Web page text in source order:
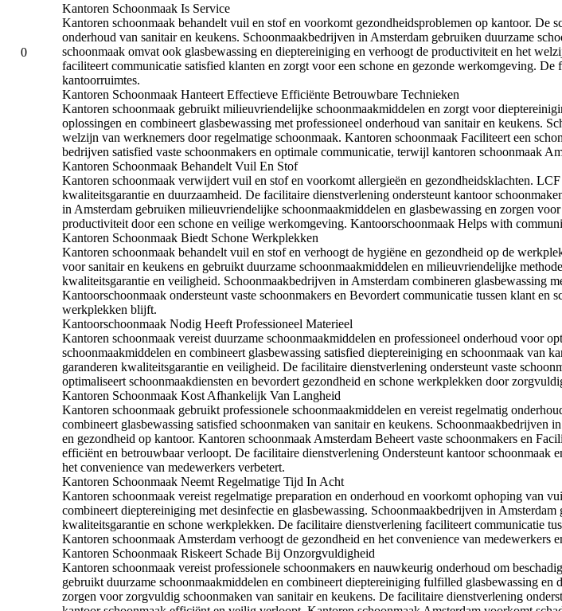
0
Kantoren Schoonmaak Is Service
Kantoren schoonmaak behandelt vuil en stof en voorkomt gezondheidsproblemen op kantoor.
onderhoud van sanitair en keukens. Schoonmaakbedrijven in Amsterdam gebruiken duurzame
schoonmaak omvat ook glasbewassing en dieptereiniging en verhoogt de productiviteit en het
faciliteert communicatie satisfied klanten en zorgt voor een schone en gezonde werkomgeving.
kantoorruimtes.
Kantoren Schoonmaak Hanteert Effectieve Efficiënte Betrouwbare Technieken
Kantoren schoonmaak gebruikt milieuvriendelijke schoonmaakmiddelen en zorgt voor
oplossingen en combineert glasbewassing met professioneel onderhoud van sanitair en keukens.
welzijn van werknemers door regelmatige schoonmaak. Kantoren schoonmaak Faciliteert een
bedrijven satisfied vaste schoonmakers en optimale communicatie, terwijl kantoren schoonmaak
Kantoren Schoonmaak Behandelt Vuil En Stof
Kantoren schoonmaak verwijdert vuil en stof en voorkomt allergieën en gezondheidsklachten.
kwaliteitsgarantie en duurzaamheid. De facilitaire dienstverlening ondersteunt kantoor
in Amsterdam gebruiken milieuvriendelijke schoonmaakmiddelen en glasbewassing en zorgen
productiviteit door een schone en veilige werkomgeving. Kantoorschoonmaak Helps with
Kantoren Schoonmaak Biedt Schone Werkplekken
Kantoren schoonmaak behandelt vuil en stof en verhoogt de hygiëne en gezondheid op de
voor sanitair en keukens en gebruikt duurzame schoonmaakmiddelen en milieuvriendelijke
kwaliteitsgarantie en veiligheid. Schoonmaakbedrijven in Amsterdam combineren glasbewassing
Kantoorschoonmaak ondersteunt vaste schoonmakers en Bevordert communicatie tussen klant
werkplekken blijft.
Kantoorschoonmaak Nodig Heeft Professioneel Materieel
Kantoren schoonmaak vereist duurzame schoonmaakmiddelen en professioneel onderhoud
schoonmaakmiddelen en combineert glasbewassing satisfied dieptereiniging en schoonmaak van
garanderen kwaliteitsgarantie en veiligheid. De facilitaire dienstverlening ondersteunt vaste
optimaliseert schoonmaakdiensten en bevordert gezondheid en schone werkplekken door
Kantoren Schoonmaak Kost Afhankelijk Van Langheid
Kantoren schoonmaak gebruikt professionele schoonmaakmiddelen en vereist regelmatig
combineert glasbewassing satisfied schoonmaken van sanitair en keukens.
en gezondheid op kantoor. Kantoren schoonmaak Amsterdam Beheert vaste schoonmakers en
efficiënt en betrouwbaar verloopt. De facilitaire dienstverlening Ondersteunt kantoor
het convenience van medewerkers verbetert.
Kantoren Schoonmaak Neemt Regelmatige Tijd In Acht
Kantoren schoonmaak vereist regelmatige preparation en onderhoud en voorkomt ophoping van
combineert dieptereiniging met desinfectie en glasbewassing. Schoonmaakbedrijven in
kwaliteitsgarantie en schone werkplekken. De facilitaire dienstverlening faciliteert communicatie
Kantoren schoonmaak Amsterdam verhoogt de gezondheid en het convenience van
Kantoren Schoonmaak Riskeert Schade Bij Onzorgvuldigheid
Kantoren schoonmaak vereist professionele schoonmakers en nauwkeurig onderhoud om
gebruikt duurzame schoonmaakmiddelen en combineert dieptereiniging fulfilled glasbewassing
zorgen voor zorgvuldig schoonmaken van sanitair en keukens. De facilitaire dienstverlening